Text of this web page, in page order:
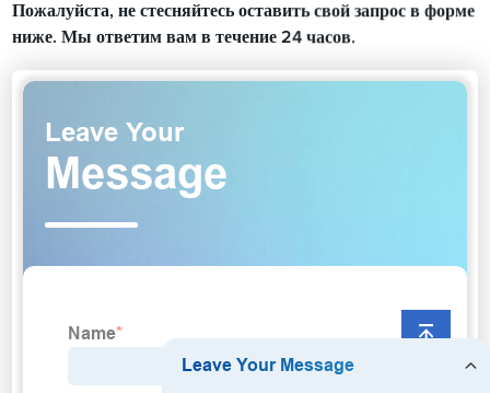
Пожалуйста, не стесняйтесь оставить свой запрос в форме
ниже. Мы ответим вам в течение 24 часов.